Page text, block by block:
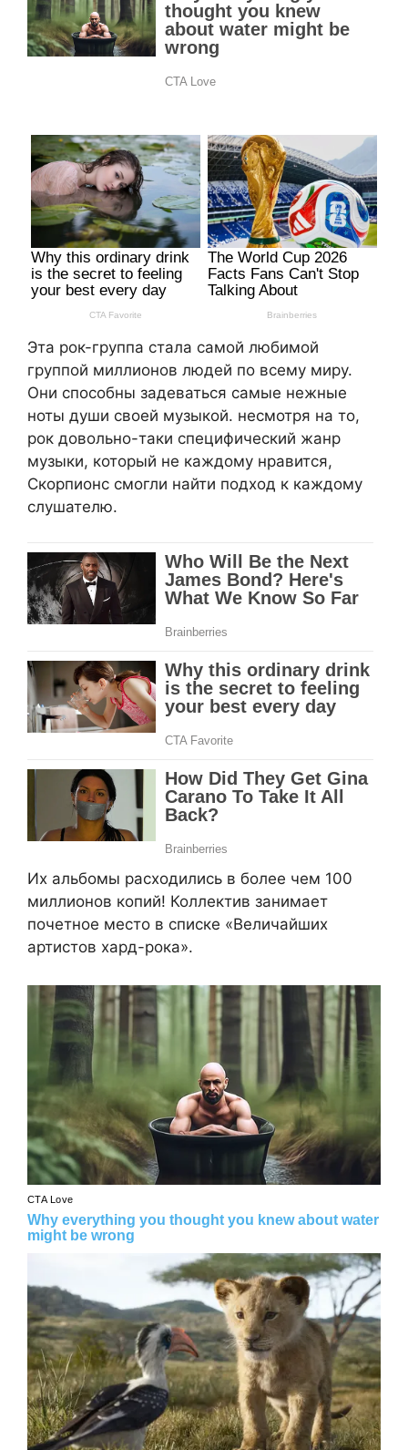
Эта рок-группа стала самой любимой
группой миллионов людей по всему миру.
Они способны задеваться самые нежные
ноты души своей музыкой. несмотря на то,
рок довольно-таки специфический жанр
музыки, который не каждому нравится,
Скорпионс смогли найти подход к каждому
слушателю.
Их альбомы расходились в более чем 100
миллионов копий! Коллектив занимает
почетное место в списке «Величайших
артистов хард-рока».